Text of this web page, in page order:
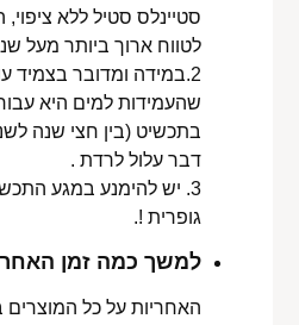
סטיינלס סטיל ללא
לטווח ארוך ביותר מעל
2.במידה ומדובר בצמיד
שהעמידות למים היא
בתכשיט (בין חצי שנה
דבר עלול לרדת .
3. יש להימנע במגע
גופרית !.
למשך כמה זמן
האחריות על כל